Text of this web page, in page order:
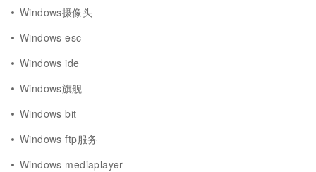
Windows摄像头
Windows esc
Windows ide
Windows旗舰
Windows bit
Windows ftp服务
Windows mediaplayer